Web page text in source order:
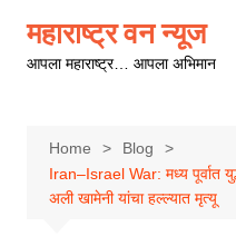
content
महाराष्ट्र वन न्यूज
आपला महाराष्ट्र… आपला अभिमान
Home
Blog
Iran–Israel War: मध्य पूर्वात
अली खामेनी यांचा हल्ल्यात मृत्यू